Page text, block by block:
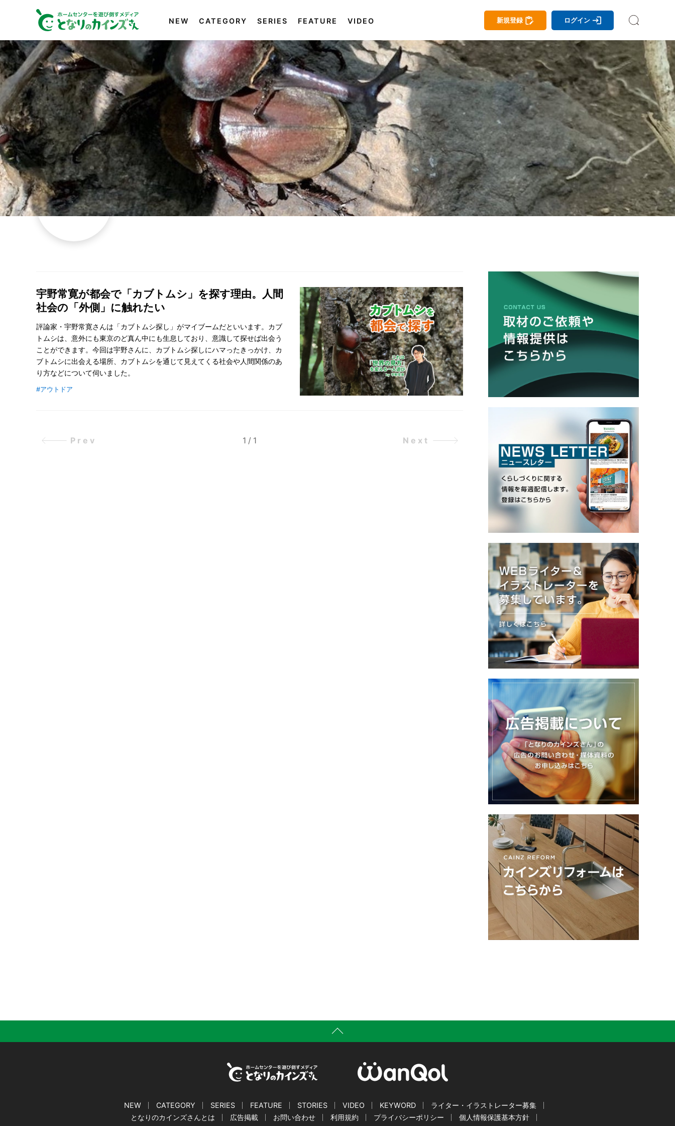
NEW CATEGORY SERIES FEATURE VIDEO 新規登録 ログイン
宇野常寛が都会で「カブトムシ」を探す理由。人間
社会の「外側」に触れたい
評論家・宇野常寛さんは「カブトムシ探し」がマイブームだといいます。カブ
トムシは、意外にも東京のど真ん中にも生息しており、意識して探せば出会う
ことができます。今回は宇野さんに、カブトムシ探しにハマったきっかけ、カ
ブトムシに出会える場所、カブトムシを通じて見えてくる社会や人間関係のあ
り方などについて伺いました。
#アウトドア
Prev 1 / 1 Next
NEW CATEGORY SERIES FEATURE STORIES VIDEO KEYWORD
ライター・イラストレーター募集
となりのカインズさんとは
広告掲載 お問い合わせ 利用規約 プライバシーポリシー
個人情報保護基本方針